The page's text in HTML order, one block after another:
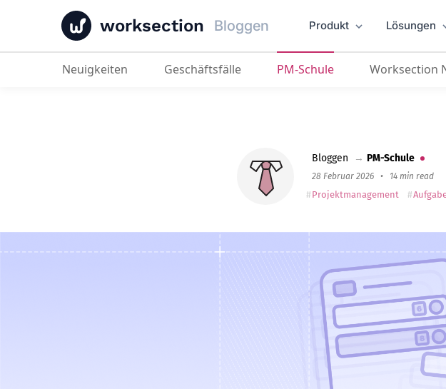
worksection Bloggen Produkt Lösungen
Beste Kanban-Board-Software 2026
Neuigkeiten Geschäftsfälle PM-Schule Worksection
Bloggen → PM-Schule
28 Februar 2026 • 14 min read
Projektmanagement